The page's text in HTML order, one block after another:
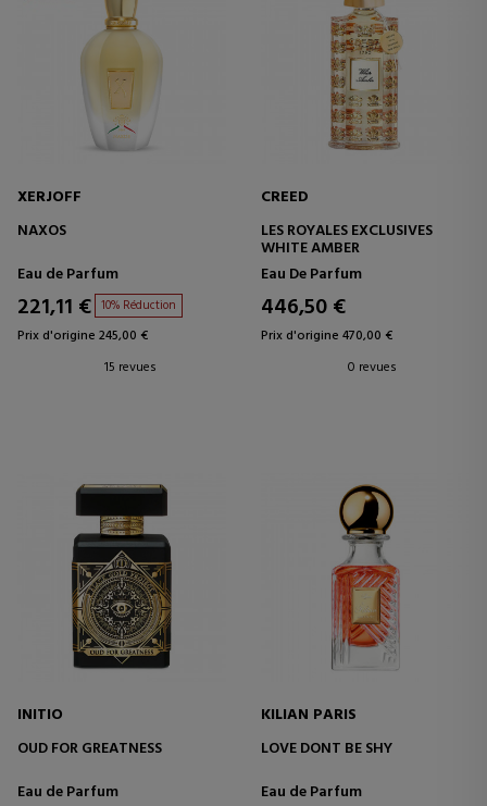
XERJOFF
NAXOS
Eau de Parfum
221,11 € 10% Réduction
Prix d'origine 245,00 €
15 revues
CREED
LES ROYALES EXCLUSIVES
WHITE AMBER
Eau De Parfum
446,50 €
Prix d'origine 470,00 €
0 revues
INITIO
OUD FOR GREATNESS
Eau de Parfum
KILIAN PARIS
LOVE DONT BE SHY
Eau de Parfum